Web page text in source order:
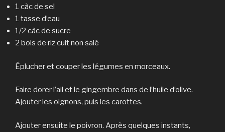
1 càc de sel
1 tasse d’eau
1/2 càc de sucre
2 bols de riz cuit non salé
Éplucher et couper les légumes en morceaux.
Faire dorer l’ail et le gingembre dans de l’huile d’olive.
Ajouter les oignons, puis les carottes.
Ajouter ensuite le poivron. Après quelques instants,